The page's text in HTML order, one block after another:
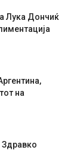
Лука Дончиќ
на
Здравко